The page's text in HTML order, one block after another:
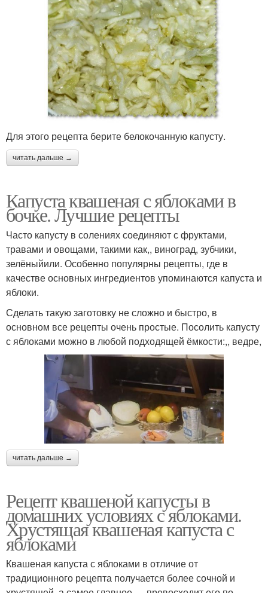
Для этого рецепта берите белокочанную капусту.
читать дальше →
Капуста квашеная с яблоками в
бочке. Лучшие рецепты
Часто капусту в солениях соединяют с фруктами,
травами и овощами, такими как,, виноград, зубчики,
зелёныйили. Особенно популярны рецепты, где в
качестве основных ингредиентов упоминаются капуста и
яблоки.
Сделать такую заготовку не сложно и быстро, в
основном все рецепты очень простые. Посолить капусту
с яблоками можно в любой подходящей ёмкости:,, ведре,
читать дальше →
Рецепт квашеной капусты в
домашних условиях с яблоками.
Хрустящая квашеная капуста с
яблоками
Квашеная капуста с яблоками в отличие от
традиционного рецепта получается более сочной и